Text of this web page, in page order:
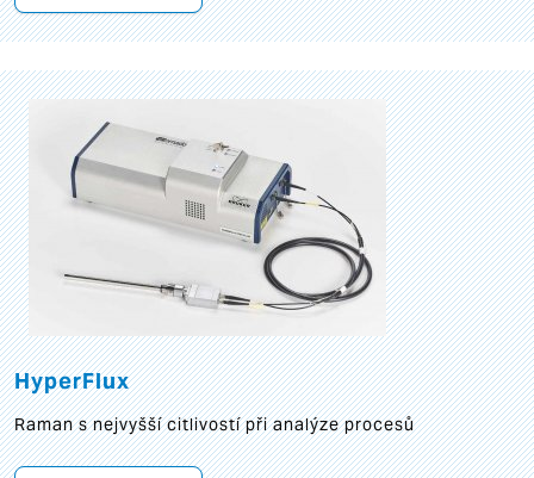
HyperFlux
Raman s nejvyšší citlivostí při analýze procesů